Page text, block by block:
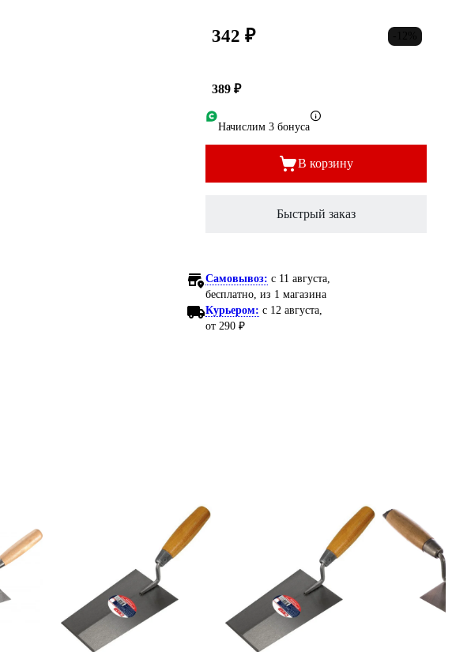
342 ₽
389 ₽
Начислим 3 бонуса
В корзину
Быстрый заказ
Самовывоз: c 11 августа,
бесплатно , из 1 магазина
Курьером: c 12 августа,
от 290 ₽